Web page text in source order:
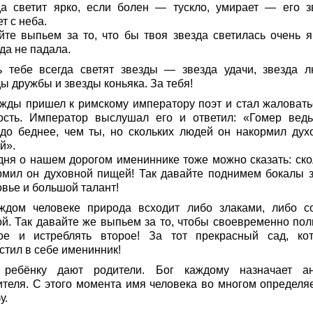
светит ярко, если болен — тускло, умирает — его
с неба.
выпьем за то, что бы твоя звезда светилась очень
не падала.
тебе всегда светят звезды — звезда удачи, звезда
дружбы и звезды коньяка. За тебя!
пришел к римскому императору поэт и стал
Император выслушал его и ответил: «Гомер
беднее, чем ты, но скольких людей он накормил
о нашем дорогом имениннике тоже можно сказать:
он духовной пищей! Так давайте поднимем бокалы
и большой талант!
человеке природа всходит либо злаками, либо
Так давайте же выпьем за то, чтобы своевременно
и истреблять второе! За тот прекрасный сад,
в себе именинник!
дают родители. Бог каждому назначает
С этого момента имя человека во многом